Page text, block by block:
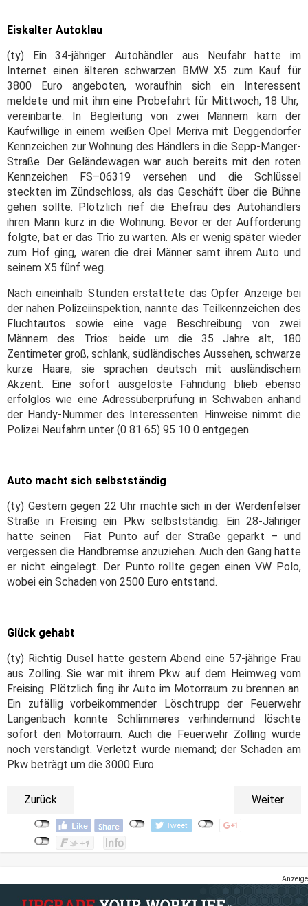
Eiskalter Autoklau
(ty) Ein 34-jähriger Autohändler aus Neufahr hatte im
Internet einen älteren schwarzen BMW X5 zum Kauf für
3800 Euro angeboten, woraufhin sich ein Interessent
meldete und mit ihm eine Probefahrt für Mittwoch, 18 Uhr,
vereinbarte. In Begleitung von zwei Männern kam der
Kaufwillige in einem weißen Opel Meriva mit Deggendorfer
Kennzeichen zur Wohnung des Händlers in die Sepp-Manger-
Straße. Der Geländewagen war auch bereits mit den roten
Kennzeichen FS–06319 versehen und die Schlüssel
steckten im Zündschloss, als das Geschäft über die Bühne
gehen sollte. Plötzlich rief die Ehefrau des Autohändlers
ihren Mann kurz in die Wohnung. Bevor er der Aufforderung
folgte, bat er das Trio zu warten. Als er wenig später wieder
zum Hof ging, waren die drei Männer samt ihrem Auto und
seinem X5 fünf weg.
Nach eineinhalb Stunden erstattete das Opfer Anzeige bei
der nahen Polizeiinspektion, nannte das Teilkennzeichen des
Fluchtautos sowie eine vage Beschreibung von zwei
Männern des Trios: beide um die 35 Jahre alt, 180
Zentimeter groß, schlank, südländisches Aussehen, schwarze
kurze Haare; sie sprachen deutsch mit ausländischem
Akzent. Eine sofort ausgelöste Fahndung blieb ebenso
erfolglos wie eine Adressüberprüfung in Schwaben anhand
der Handy-Nummer des Interessenten. Hinweise nimmt die
Polizei Neufahrn unter (0 81 65) 95 10 0 entgegen.
Auto macht sich selbstständig
(ty) Gestern gegen 22 Uhr machte sich in der Werdenfelser
Straße in Freising ein Pkw selbstständig. Ein 28-Jähriger
hatte seinen Fiat Punto auf der Straße geparkt – und
vergessen die Handbremse anzuziehen. Auch den Gang hatte
er nicht eingelegt. Der Punto rollte gegen einen VW Polo,
wobei ein Schaden von 2500 Euro entstand.
Glück gehabt
(ty) Richtig Dusel hatte gestern Abend eine 57-jährige Frau
aus Zolling. Sie war mit ihrem Pkw auf dem Heimweg vom
Freising. Plötzlich fing ihr Auto im Motorraum zu brennen an.
Ein zufällig vorbeikommender Löschtrupp der Feuerwehr
Langenbach konnte Schlimmeres verhindernund löschte
sofort den Motorraum. Auch die Feuerwehr Zolling wurde
noch verständigt. Verletzt wurde niemand; der Schaden am
Pkw beträgt um die 3000 Euro.
Zurück Weiter
Anzeige